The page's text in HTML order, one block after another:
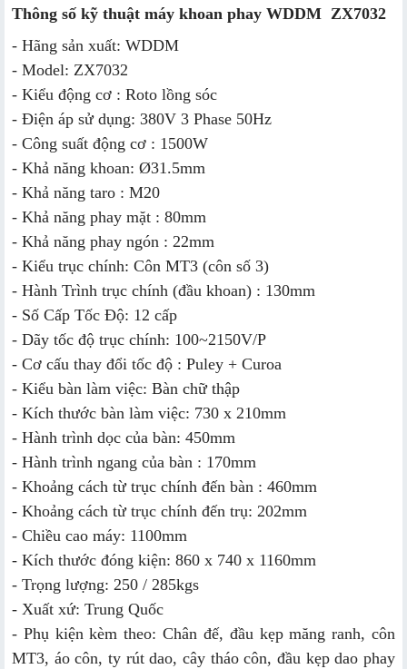
Thông số kỹ thuật máy khoan phay WDDM ZX7032
- Hãng sản xuất: WDDM
- Model: ZX7032
- Kiểu động cơ : Roto lồng sóc
- Điện áp sử dụng: 380V 3 Phase 50Hz
- Công suất động cơ : 1500W
- Khả năng khoan: Ø31.5mm
- Khả năng taro : M20
- Khả năng phay mặt : 80mm
- Khả năng phay ngón : 22mm
- Kiểu trục chính: Côn MT3 (côn số 3)
- Hành Trình trục chính (đầu khoan) : 130mm
- Số Cấp Tốc Độ: 12 cấp
- Dãy tốc độ trục chính: 100~2150V/P
- Cơ cấu thay đổi tốc độ : Puley + Curoa
- Kiểu bàn làm việc: Bàn chữ thập
- Kích thước bàn làm việc: 730 x 210mm
- Hành trình dọc của bàn: 450mm
- Hành trình ngang của bàn : 170mm
- Khoảng cách từ trục chính đến bàn : 460mm
- Khoảng cách từ trục chính đến trụ: 202mm
- Chiều cao máy: 1100mm
- Kích thước đóng kiện: 860 x 740 x 1160mm
- Trọng lượng: 250 / 285kgs
- Xuất xứ: Trung Quốc
- Phụ kiện kèm theo: Chân đế, đầu kẹp măng ranh, côn
MT3, áo côn, ty rút dao, cây tháo côn, đầu kẹp dao phay